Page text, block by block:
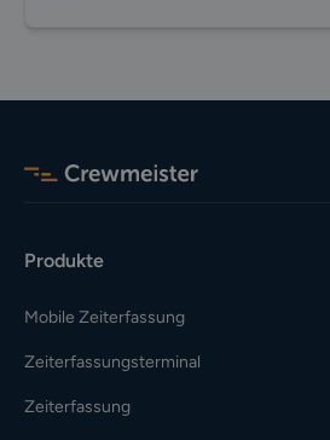
Produkte
Mobile Zeiterfassung
Zeiterfassungsterminal
Zeiterfassung